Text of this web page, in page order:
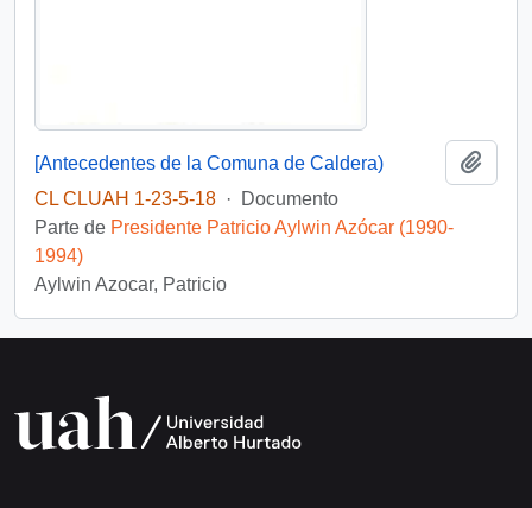
[Antecedentes de la Comuna de Caldera)
CL CLUAH 1-23-5-18 ·
Documento
Parte de Presidente Patricio Aylwin Azócar (1990-
1994)
Aylwin Azocar, Patricio